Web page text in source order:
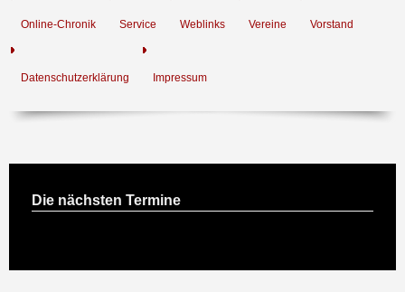
Online-Chronik Service Weblinks Vereine Vorstand
Datenschutzerklärung Impressum
Die nächsten Termine